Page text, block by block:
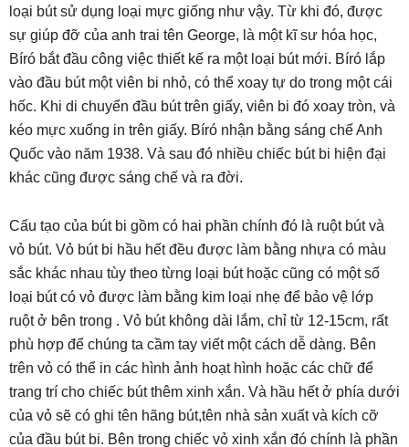
loại bút sử dụng loại mực giống như vậy. Từ khi đó, được
sự giúp đỡ của anh trai tên George, là một kĩ sư hóa học,
Bíró bắt đầu công việc thiết kế ra một loại bút mới. Bíró lắp
vào đầu bút một viên bi nhỏ, có thể xoay tự do trong một cái
hốc. Khi di chuyển đầu bút trên giấy, viên bi đó xoay tròn, và
kéo mực xuống in trên giấy. Bíró nhận bằng sáng chế Anh
Quốc vào năm 1938. Và sau đó nhiều chiếc bút bi hiện đại
khác cũng được sáng chế và ra đời.
Cấu tạo của bút bi gồm có hai phần chính đó là ruột bút và
vỏ bút. Vỏ bút bi hầu hết đều được làm bằng nhựa có màu
sắc khác nhau tùy theo từng loại bút hoặc cũng có một số
loại bút có vỏ được làm bằng kim loại nhẹ để bảo vệ lớp
ruột ở bên trong . Vỏ bút không dài lắm, chỉ từ 12-15cm, rất
phù hợp để chúng ta cầm tay viết một cách dễ dàng. Bên
trên vỏ có thể in các hình ảnh hoạt hình hoặc các chữ để
trang trí cho chiếc bút thêm xinh xắn. Và hầu hết ở phía dưới
của vỏ sẽ có ghi tên hãng bút,tên nhà sản xuất và kích cỡ
của đầu bút bi. Bên trong chiếc vỏ xinh xắn đó chính là phần